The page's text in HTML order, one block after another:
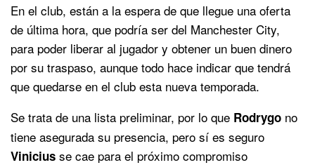
En el club, están a la espera de que llegue una oferta
de última hora, que podría ser del Manchester City,
para poder liberar al jugador y obtener un buen dinero
por su traspaso, aunque todo hace indicar que tendrá
que quedarse en el club esta nueva temporada.
Se trata de una lista preliminar, por lo que Rodrygo no
tiene asegurada su presencia, pero sí es seguro
Vinicius se cae para el próximo compromiso